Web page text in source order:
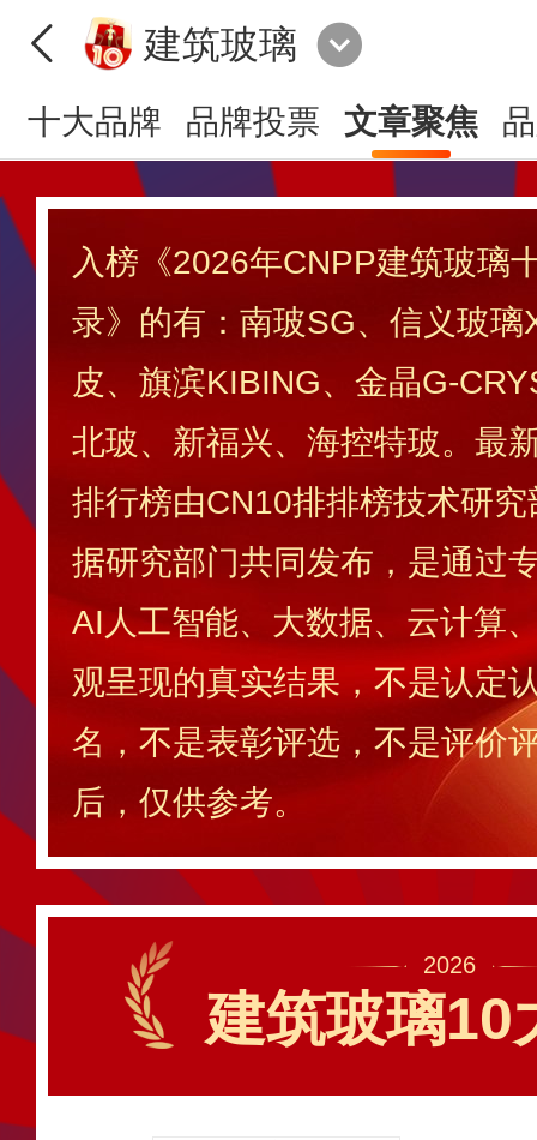
建筑玻璃
十大品牌 品牌投票 文章聚焦
入榜《2026年CNPP建筑玻璃
录》的有：南玻SG、信义玻璃
皮、旗滨KIBING、金晶G-
北玻、新福兴、海控特玻。最
排行榜由CN10排排榜技术研
据研究部门共同发布，是通过
AI人工智能、大数据、云计算
观呈现的真实结果，不是认定
名，不是表彰评选，不是评价
后，仅供参考。
2026
建筑玻璃10